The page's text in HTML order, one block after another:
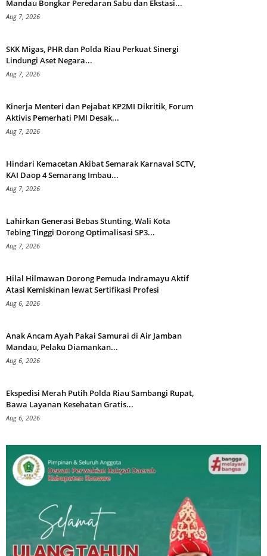
Mandau Bongkar Peredaran Sabu dan Ekstasi...
Aug 7, 2026
SKK Migas, PHR dan Polda Riau Perkuat Sinergi
Lindungi Aset Negara...
Aug 7, 2026
Kinerja Menteri dan Pejabat KP2MI Dikritik, Forum
Aktivis Pemerhati PMI Desak...
Aug 7, 2026
Hindari Kemacetan Akibat Semarak Karnaval SCTV,
KAI Daop 4 Semarang Imbau...
Aug 7, 2026
Lahirkan Generasi Bebas Stunting, Wali Kota
Tebing Tinggi Dorong Optimalisasi SP3...
Aug 7, 2026
Hilal Hilmawan Dorong Pemuda Indramayu Aktif
Atasi Kemiskinan lewat Sertifikasi Profesi
Aug 6, 2026
Anak Ancam Ayah Pakai Samurai di Air Jamban
Mandau, Pelaku Diamankan...
Aug 6, 2026
Ekspedisi Merah Putih Polda Riau Sambangi Rupat,
Bawa Layanan Kesehatan Gratis...
Aug 6, 2026